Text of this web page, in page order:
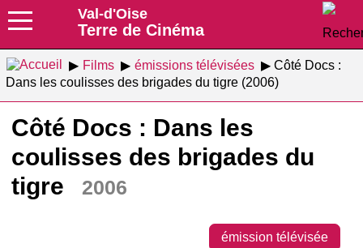
Val-d'Oise
Terre de Cinéma
Films émissions télévisées
Côté Docs :
Dans les coulisses des brigades du tigre (2006)
Côté Docs : Dans les
coulisses des brigades du
tigre
2006
émission télévisée